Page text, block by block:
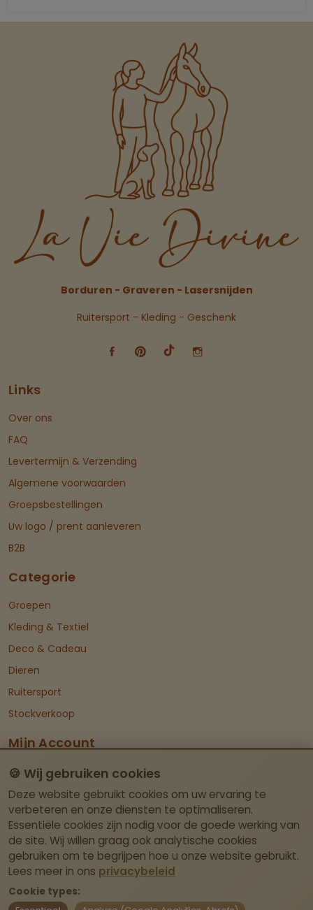
Borduren - Graveren - Lasersnijden
Ruitersport - Kleding - Geschenk
Links
Over ons
FAQ
Levertermijn & Verzending
Algemene voorwaarden
Groepsbestellingen
Uw logo / prent aanleveren
B2B
Categorie
Groepen
Kleding & Textiel
Deco & Cadeau
Dieren
Ruitersport
Stockverkoop
Mijn Account
Dashboard
Contact Info
Itegemseweg 81, BE-2222 Wiekevorst (Heist-
op-den-Berg)
Geen fysieke winkel – afhalen enkel op
afspraak.
🍪 Wij gebruiken cookies
Deze website gebruikt cookies om uw ervaring te
verbeteren en onze diensten te optimaliseren.
Essentiële cookies zijn nodig voor de goede werking van
de site. Wij willen graag ook analytische cookies
gebruiken om te begrijpen hoe u onze website gebruikt.
Lees meer in ons privacybeleid
Cookie types: